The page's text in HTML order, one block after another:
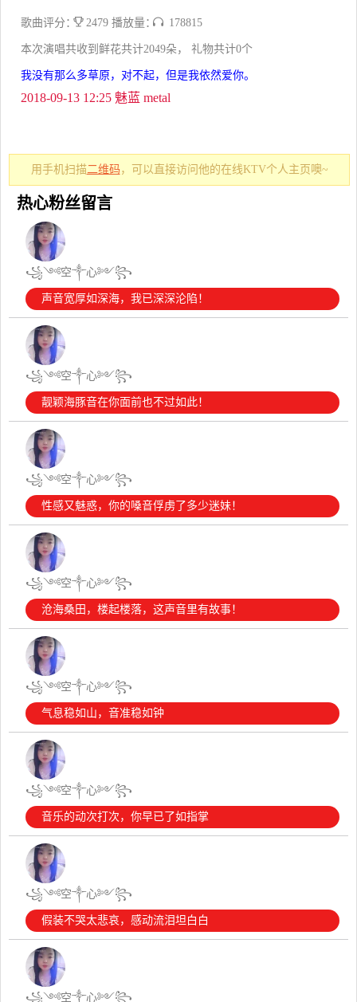
歌曲评分： 2479 播放量： 178815
本次演唱共收到鲜花共计2049朵， 礼物共计0个
我没有那么多草原，对不起，但是我依然爱你。
2018-09-13 12:25 魅蓝 metal
用手机扫描二维码 ，可以直接访问他的在线KTV个人主页噢~
热心粉丝留言
꧁༺空༒心༻꧂
声音宽厚如深海，我已深深沦陷！
꧁༺空༒心༻꧂
靓颖海豚音在你面前也不过如此！
꧁༺空༒心༻꧂
性感又魅惑，你的嗓音俘虏了多少迷妹！
꧁༺空༒心༻꧂
沧海桑田，楼起楼落，这声音里有故事！
꧁༺空༒心༻꧂
气息稳如山，音准稳如钟
꧁༺空༒心༻꧂
音乐的动次打次，你早已了如指掌
꧁༺空༒心༻꧂
假装不哭太悲哀，感动流泪坦白白
꧁༺空༒心༻꧂